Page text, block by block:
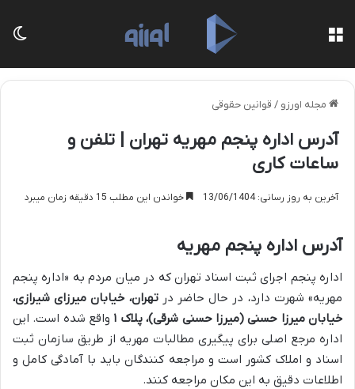
مجله اورزو / قوانین حقوقی
آدرس اداره پنجم مهریه تهران | تلفن و
ساعات کاری
آخرین به روز رسانی: 13/06/1404 خواندن این مطلب 15 دقیقه زمان میبرد
آدرس اداره پنجم مهریه
اداره پنجم اجرای ثبت اسناد تهران که در میان مردم به «اداره پنجم
مهریه» شهرت دارد، در حال حاضر درتهران، خیابان میرزای شیرازی،
خیابان میرزا حسنی (میرزا حسنی شرقی)، پلاک ۱
واقع شده است. این
اداره مرجع اصلی برای پیگیری مطالبات مهریه از طریق سازمان ثبت
اسناد و املاک کشور است و مراجعه کنندگان باید با آمادگی کامل و
اطلاعات دقیق به این مکان مراجعه کنند.